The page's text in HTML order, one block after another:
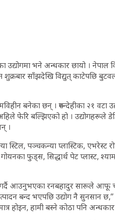
उद्योगमा भने अन्धकार छायो । नेपाल
साँझदेखि विद्युत् काटेपछि
बनेका छन् । रुपन्देहीका २१ वटा
फेरि बल्झिएको हो । उद्योगहरूले
।
पञ्चकन्या प्लास्टिक, एभरेस्ट
फुड्स, सिद्धार्थ पेट प्लास्ट,
गर्दै आउनुभएका रनबहादुर सारूले आफू
बन्द भएपछि उद्योग नै सुनसान
होइन, हामी बस्ने कोठा पनि